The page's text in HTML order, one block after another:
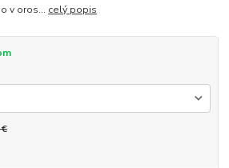
v oros... celý popis